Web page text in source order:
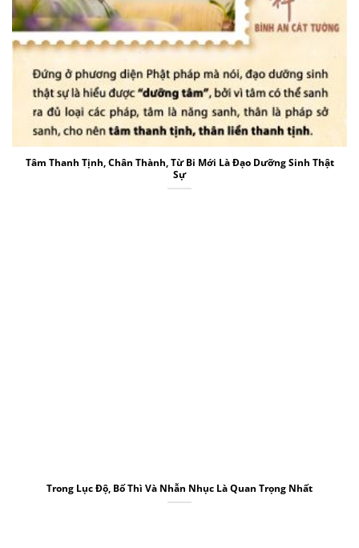
Tâm Thanh Tịnh, Chân Thành, Từ Bi Mới Là Đạo Dưỡng Sinh Thật
Sự
Trong Lục Độ, Bố Thì Và Nhẫn Nhục Là Quan Trọng Nhất